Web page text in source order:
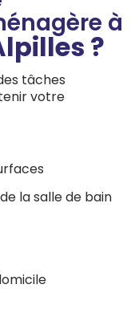
à
?
tâches
votre
la salle de bain